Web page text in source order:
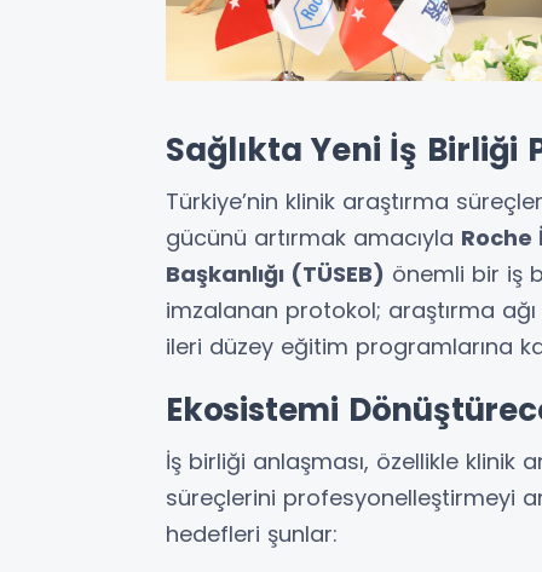
Sağlıkta Yeni İş Birliği
Türkiye’nin klinik araştırma
gücünü artırmak amacıyla
Başkanlığı (TÜSEB) önemli bir iş
imzalanan protokol; araştırma
ileri düzey eğitim programlarına
Ekosistemi
İş birliği anlaşması, özellikle klinik
süreçlerini profesyonelleştirmeyi
hedefleri şunlar: